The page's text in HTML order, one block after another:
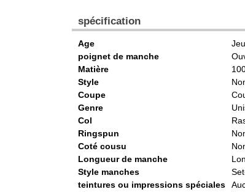
spécification
Age
poignet de manche
Matière
Style
Coupe
Genre
Col
Ringspun
Coté cousu
Longueur de manche
Style manches
teintures ou impressions spéciales